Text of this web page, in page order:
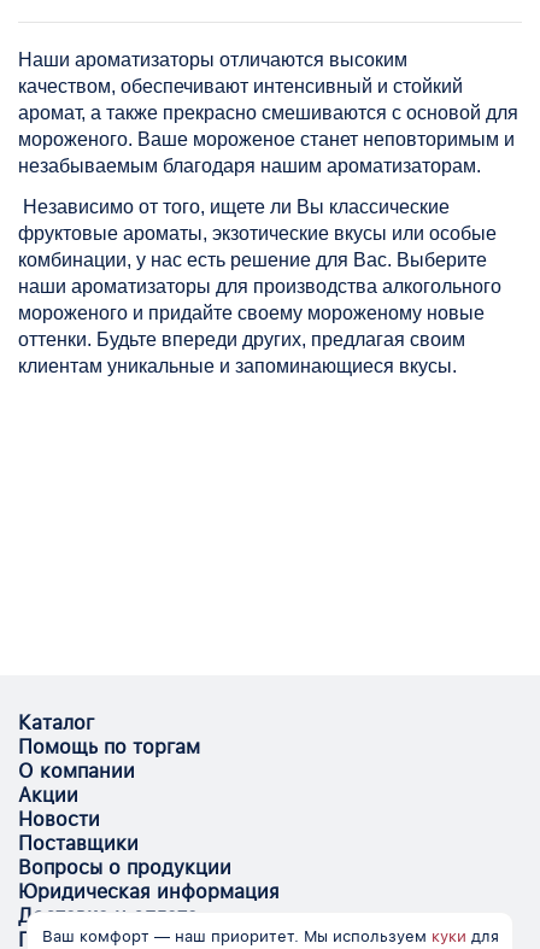
​Наши ароматизаторы отличаются высоким
качеством, обеспечивают интенсивный и стойкий
аромат, а также прекрасно смешиваются с основой для
мороженого. Ваше мороженое станет неповторимым и
незабываемым благодаря нашим ароматизаторам.
Независимо от того, ищете ли Вы классические
фруктовые ароматы, экзотические вкусы или особые
комбинации, у нас есть решение для Вас. Выберите
наши ароматизаторы для производства алкогольного
мороженого и придайте своему мороженому новые
оттенки. Будьте впереди других, предлагая своим
клиентам уникальные и запоминающиеся вкусы.
Каталог
Помощь по торгам
О компании
Акции
Новости
Поставщики
Вопросы о продукции
Юридическая информация
Доставка и оплата
Поставщикам
Ваш комфорт — наш приоритет. Мы используем куки для